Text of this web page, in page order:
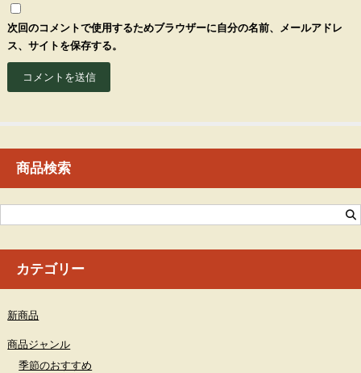
次回のコメントで使用するためブラウザーに自分の名前、メールアドレ
ス、サイトを保存する。
商品検索
カテゴリー
新商品
商品ジャンル
季節のおすすめ